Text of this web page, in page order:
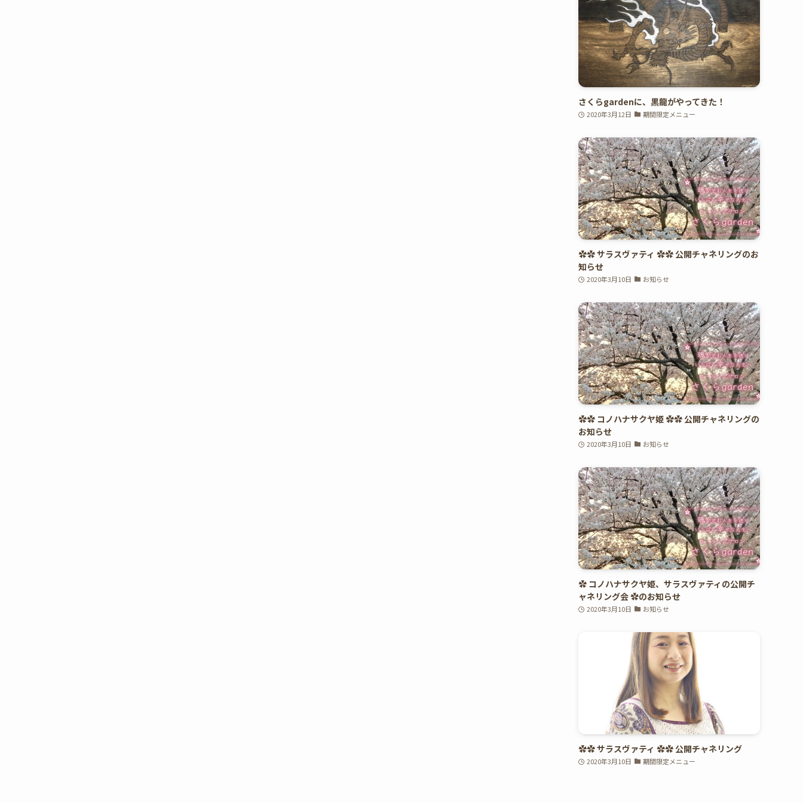
さくらgardenに、黒龍がやってきた！
2020年3月12日 期間限定メニュー
✿✿ サラスヴァティ ✿✿ 公開チャネリングのお
知らせ
2020年3月10日 お知らせ
✿✿ コノハナサクヤ姫 ✿✿ 公開チャネリングの
お知らせ
2020年3月10日 お知らせ
✿ コノハナサクヤ姫、サラスヴァティの公開チ
ャネリング会 ✿のお知らせ
2020年3月10日 お知らせ
✿✿ サラスヴァティ ✿✿ 公開チャネリング
2020年3月10日 期間限定メニュー